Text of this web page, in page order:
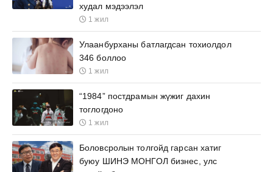
худал мэдээлэл
1 жил
Улаанбурханы батлагдсан тохиолдол
346 боллоо
1 жил
“1984” постдрамын жүжиг дахин
тоглогдоно
1 жил
Боловсролын толгойд гарсан хатиг
буюу ШИНЭ МОНГОЛ бизнес, улс